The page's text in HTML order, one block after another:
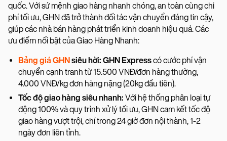
quốc. Với sứ mệnh giao hàng nhanh chóng, an toàn cùng chi
phí tối ưu, GHN đã trở thành đối tác vận chuyển đáng tin cậy,
giúp các nhà bán hàng phát triển kinh doanh hiệu quả. Các
ưu điểm nổi bật của Giao Hàng Nhanh:
Bảng giá GHNsiêu hời: GHN Expresscó cước phí vận
chuyển cạnh tranh từ 15.500 VNĐ/đơn hàng thường,
4.000 VNĐ/kg đơn hàng nặng (20kg đầu tiên).
Tốc độ giao hàng siêu nhanh: Với hệ thống phân loại tự
động 100% và quy trình xử lý tối ưu, GHN cam kết tốc độ
giao hàng vượt trội, chỉ trong 24 giờ đơn nội thành, 1-2
ngày đơn liên tỉnh.